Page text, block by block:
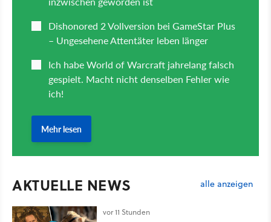
AKTUELLE NEWS alle anzeigen
vor 11 Stunden